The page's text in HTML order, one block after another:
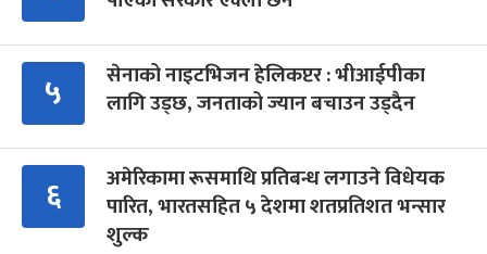
५
सेनाको नाइटभिजन हेलिकप्टर : भीआईपीका
लागि उड्छ, जनताको ज्यान बचाउन उड्दैन
६
अमेरिकामा रूसमाथि प्रतिबन्ध लगाउने विधेयक
पारित, भारतसहित ५ देशमा शतप्रतिशत भन्सार
शुल्क